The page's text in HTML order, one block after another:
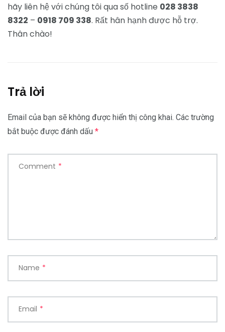
hãy liên hệ với chúng tôi qua số hotline 028 3838
8322 – 0918 709 338. Rất hân hạnh được hỗ trợ.
Thân chào!
Trả lời
Email của bạn sẽ không được hiển thị công khai. Các trường
bắt buộc được đánh dấu *
Comment *
Name *
Email *